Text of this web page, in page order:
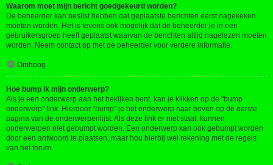
Waarom moet mijn bericht goedgekeurd worden?
De beheerder kan beslist hebben dat geplaatste berichten eerst nagekeken
moeten worden. Het is tevens ook mogelijk dat de beheerder je in een
gebruikersgroep heeft geplaatst waarvan de berichten altijd nagelezen moeten
worden. Neem contact op met de beheerder voor verdere informatie.
Omhoog
Hoe bump ik mijn onderwerp?
Als je een onderwerp aan het bekijken bent, kan je klikken op de "bump
onderwerp" link. Hierdoor "bump" je het onderwerp naar boven op de eerste
pagina van de onderwerpenlijst. Als deze link er niet staat, kunnen
onderwerpen niet gebumpt worden. Een onderwerp kan ook gebumpt worden
door een antwoord te plaatsen, maar hou hierbij wel rekening met de regels
van het forum.